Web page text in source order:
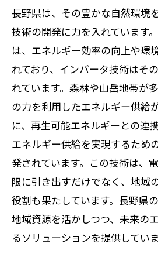
長野県でのインバータ技術
電気機器の新たな可能性
エネルギー効率向上の
新たな用途でのイン
地元企業の競争力を高
インバータ技術の進化
市場機会
未来型電気機器の開発
長野県の技術者が挑む
技術
環境負荷を低減する長野県
技術とは
長野県は、その豊かな自然環境
技術の開発に力を入れています
は、エネルギー効率の向上や環
れており、インバータ技術はそ
れています。森林や山岳地帯が
の力を利用したエネルギー供給
に、再生可能エネルギーとの連
エネルギー供給を実現するため
発されています。この技術は、
限に引き出すだけでなく、地域
役割も果たしています。長野県
地域資源を活かしつつ、未来の
るソリューションを提供していま